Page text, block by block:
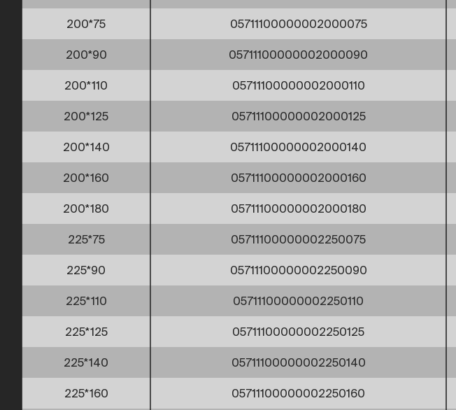
200*75 05711100000002000075
200*90 05711100000002000090
200*110 05711100000002000110
200*125 05711100000002000125
200*140 05711100000002000140
200*160 05711100000002000160
200*180 05711100000002000180
225*75 05711100000002250075
225*90 05711100000002250090
225*110 05711100000002250110
225*125 05711100000002250125
225*140 05711100000002250140
225*160 05711100000002250160